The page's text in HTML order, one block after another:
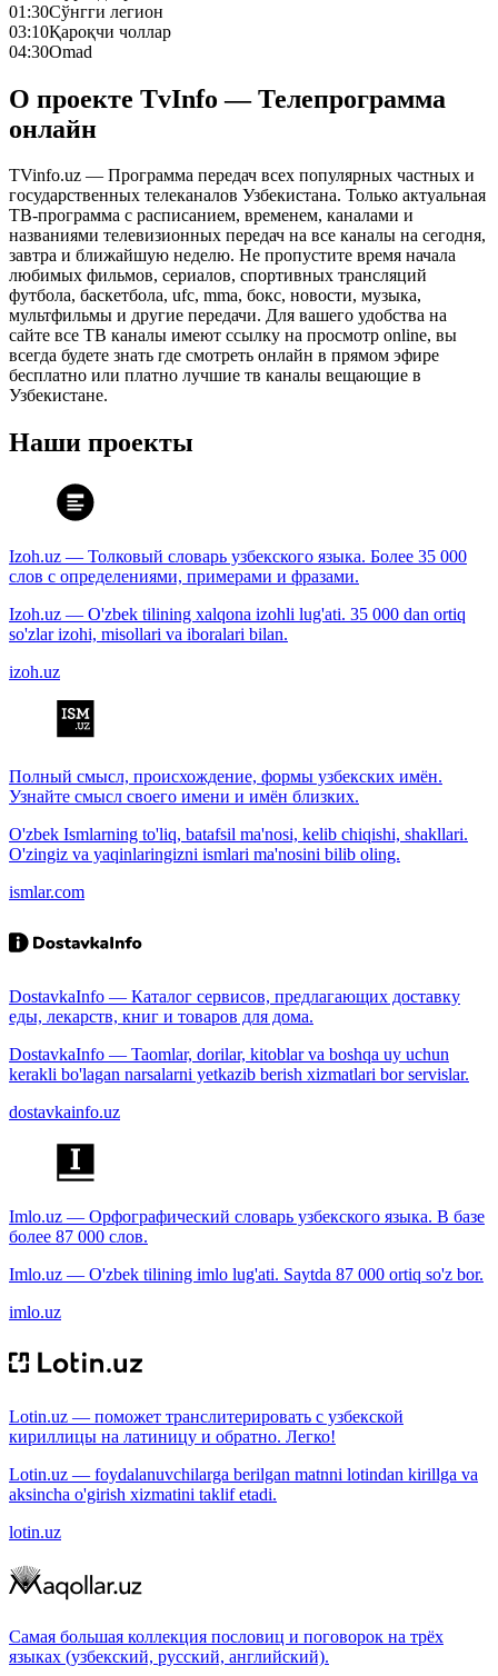
01:30Сўнгги легион
03:10Қароқчи чоллар
04:30Omad
О проекте TvInfo — Телепрограмма
онлайн
TVinfo.uz — Программа передач всех популярных частных и
государственных телеканалов Узбекистана. Только актуальная
ТВ-программа с расписанием, временем, каналами и
названиями телевизионных передач на все каналы на сегодня,
завтра и ближайшую неделю. Не пропустите время начала
любимых фильмов, сериалов, спортивных трансляций
футбола, баскетбола, ufc, mma, бокс, новости, музыка,
мультфильмы и другие передачи. Для вашего удобства на
сайте все ТВ каналы имеют ссылку на просмотр online, вы
всегда будете знать где смотреть онлайн в прямом эфире
бесплатно или платно лучшие тв каналы вещающие в
Узбекистане.
Наши проекты
Izoh.uz — Толковый словарь узбекского языка. Более 35 000
слов с определениями, примерами и фразами.
Izoh.uz — O'zbek tilining xalqona izohli lug'ati. 35 000 dan ortiq
so'zlar izohi, misollari va iboralari bilan.
izoh.uz
Полный смысл, происхождение, формы узбекских имён.
Узнайте смысл своего имени и имён близких.
O'zbek Ismlarning to'liq, batafsil ma'nosi, kelib chiqishi, shakllari.
O'zingiz va yaqinlaringizni ismlari ma'nosini bilib oling.
ismlar.com
DostavkaInfo — Каталог сервисов, предлагающих доставку
еды, лекарств, книг и товаров для дома.
DostavkaInfo — Taomlar, dorilar, kitoblar va boshqa uy uchun
kerakli bo'lagan narsalarni yetkazib berish xizmatlari bor servislar.
dostavkainfo.uz
Imlo.uz — Орфографический словарь узбекского языка. В базе
более 87 000 слов.
Imlo.uz — O'zbek tilining imlo lug'ati. Saytda 87 000 ortiq so'z bor.
imlo.uz
Lotin.uz — поможет транслитерировать с узбекской
кириллицы на латиницу и обратно. Легко!
Lotin.uz — foydalanuvchilarga berilgan matnni lotindan kirillga va
aksincha o'girish xizmatini taklif etadi.
lotin.uz
Самая большая коллекция пословиц и поговорок на трёх
языках (узбекский, русский, английский).